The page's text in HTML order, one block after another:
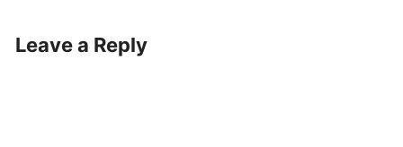
Leave a Reply